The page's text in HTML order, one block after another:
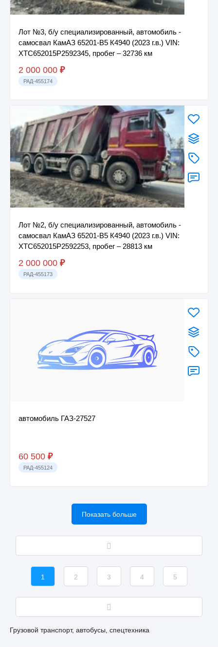
Лот №3, б/у специализированный, автомобиль -
самосвал КамАЗ 65201-В5 К4940 (2023 г.в.) VIN:
XTC652015P2592345, пробег – 32736 км
2 000 000 ₽
РАД-455174
Лот №2, б/у специализированный, автомобиль -
самосвал КамАЗ 65201-В5 К4940 (2023 г.в.) VIN:
XTC652015P2592253, пробег – 28813 км
2 000 000 ₽
РАД-455173
автомобиль ГАЗ-27527
60 500 ₽
РАД-455124
Показать больше
1 2 3 4 5
Грузовой транспорт, автобусы, спецтехника